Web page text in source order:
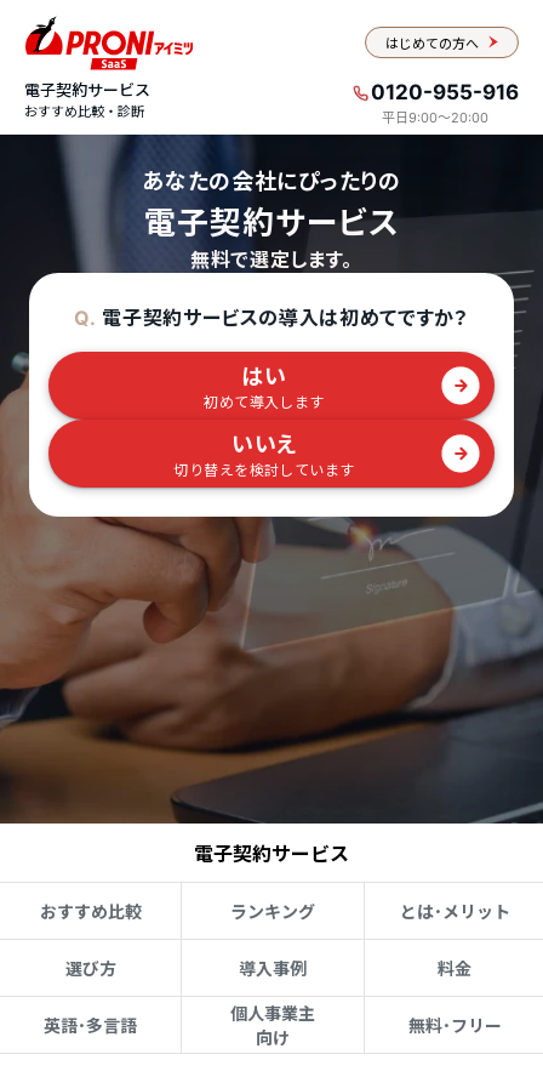
はじめての方へ
電子契約サービス
おすすめ比較・診断
0120-955-916
平日9:00〜20:00
あなたの会社にぴったりの
電子契約サービス
無料で選定します。
Q. 電子契約サービスの導入は初めてですか？
はい
初めて導入します
いいえ
切り替えを検討しています
電子契約サービス
おすすめ比較 ランキング とは･メリット
選び方 導入事例 料金
英語･多言語
個人事業主
向け
無料･フリー